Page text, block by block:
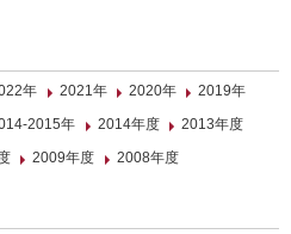
年 2021年 2020年
2019年
2015年 2014年度
2013年度
2009年度 2008年度